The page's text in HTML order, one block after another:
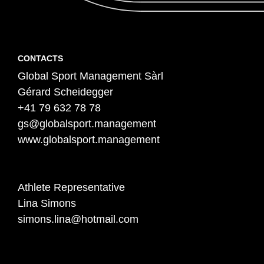
P
i
e
d
d
a
g
e
CONTACTS
Global Sport Management Sàrl
Gérard Scheidegger
+41 79 632 78 78
gs@globalsport.management
www.globalsport.management
Athlete Representative
Lina Simons
simons.lina@hotmail.com